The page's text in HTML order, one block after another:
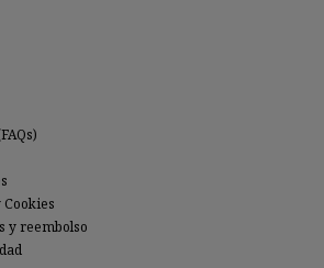
y reembolso